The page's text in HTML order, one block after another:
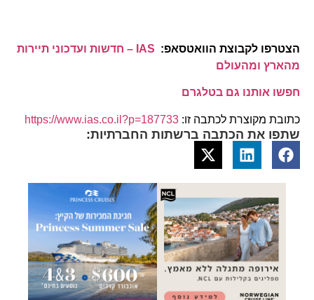
הצטרפו לקבוצת הוואטסאפ:
IAS – חדשות ועדכוני תיירות
מהארץ ומהעולם
חפשו אותנו גם בטלגרם
כתובת מקוצרת לכתבה זו: https://www.ias.co.il?p=187733
שתפו את הכתבה ברשתות החברתיות: